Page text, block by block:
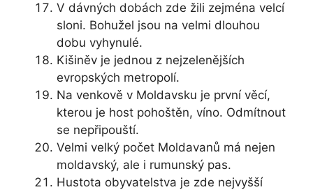
V dávných dobách zde žili zejména velcí
sloni. Bohužel jsou na velmi dlouhou
dobu vyhynulé.
Kišiněv je jednou z nejzelenějších
evropských metropolí.
Na venkově v Moldavsku je první věcí,
kterou je host pohoštěn, víno. Odmítnout
se nepřipouští.
Velmi velký počet Moldavanů má nejen
moldavský, ale i rumunský pas.
Hustota obyvatelstva je zde nejvyšší